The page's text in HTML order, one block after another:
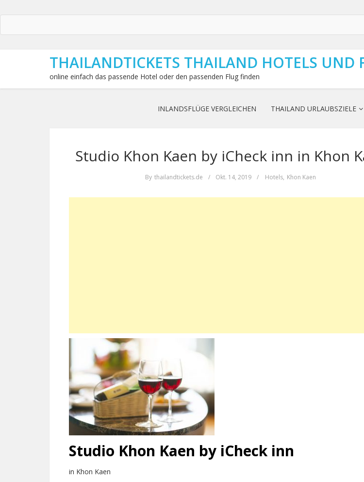
THAILANDTICKETS THAILAND HOTELS UND
online einfach das passende Hotel oder den passenden Flug finden
INLANDSFLÜGE VERGLEICHEN THAILAND URLAUBSZIELE
Studio Khon Kaen by iCheck inn in Khon
By thailandtickets.de / Okt. 14, 2019 / Hotels, Khon Kaen
Studio Khon Kaen by iCheck inn
in Khon Kaen